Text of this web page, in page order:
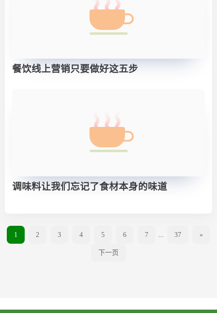
餐饮线上营销只要做好这五步
调味料让我们忘记了食材本身的味道
1 2 3 4 5 6 7 ... 37 »
下一页